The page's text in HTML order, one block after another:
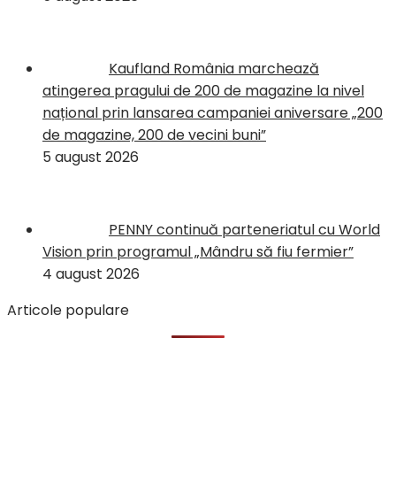
Kaufland România marchează
atingerea pragului de 200 de magazine la nivel
național prin lansarea campaniei aniversare „200
de magazine, 200 de vecini buni”
5 august 2026
PENNY continuă parteneriatul cu World
Vision prin programul „Mândru să fiu fermier”
4 august 2026
Articole populare